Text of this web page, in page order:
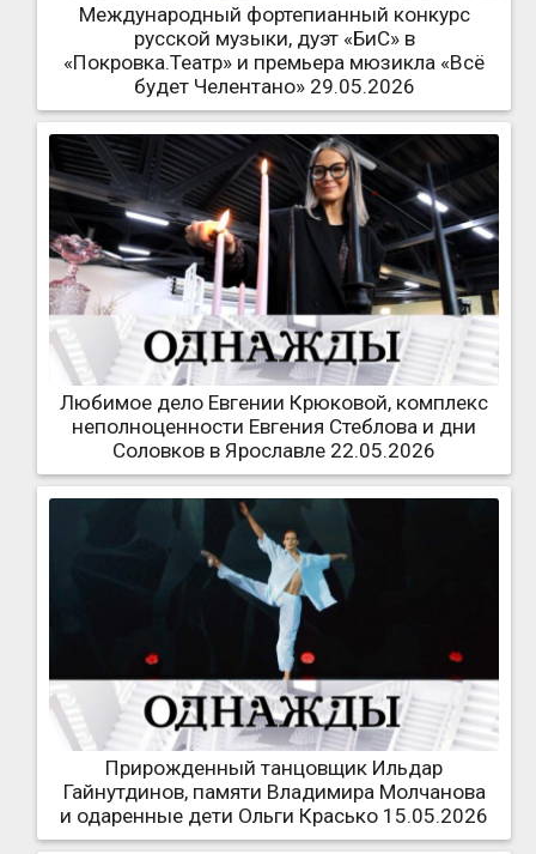
Международный фортепианный конкурс
русской музыки, дуэт «БиС» в
«Покровка.Театр» и премьера мюзикла «Всё
будет Челентано» 29.05.2026
Любимое дело Евгении Крюковой, комплекс
неполноценности Евгения Стеблова и дни
Соловков в Ярославле 22.05.2026
Прирожденный танцовщик Ильдар
Гайнутдинов, памяти Владимира Молчанова
и одаренные дети Ольги Красько 15.05.2026